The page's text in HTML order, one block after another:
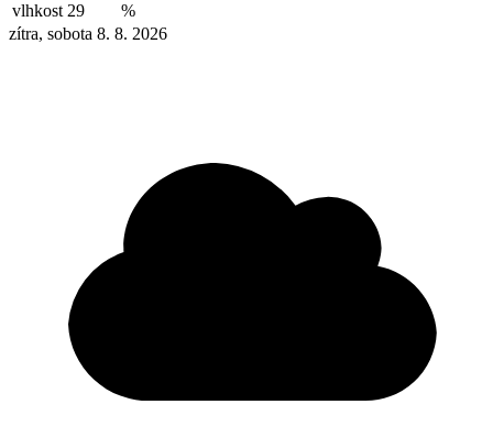
vlhkost 29
%
zítra, sobota 8. 8. 2026